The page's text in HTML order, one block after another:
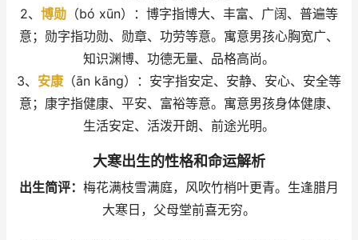
2、 博勋 （bó xūn）：博字指博大、丰富、广阔、普遍等
意；勋字指功勋、勋章、功劳等意。寓意男孩心胸宽广、
知识渊博、功德无量、品格高尚。
3、 安康 （ān kāng）：安字指安定、安静、安心、安全等
意；康字指健康、平安、富裕等意。寓意男孩身体健康、
生活安定、活泼开朗、前途光明。
大寒出生的性格和命运解析
出生简评： 梅花满枝雪满庭，风吹竹梢叶更青。生逢腊月
大寒日，父母堂前喜无穷。